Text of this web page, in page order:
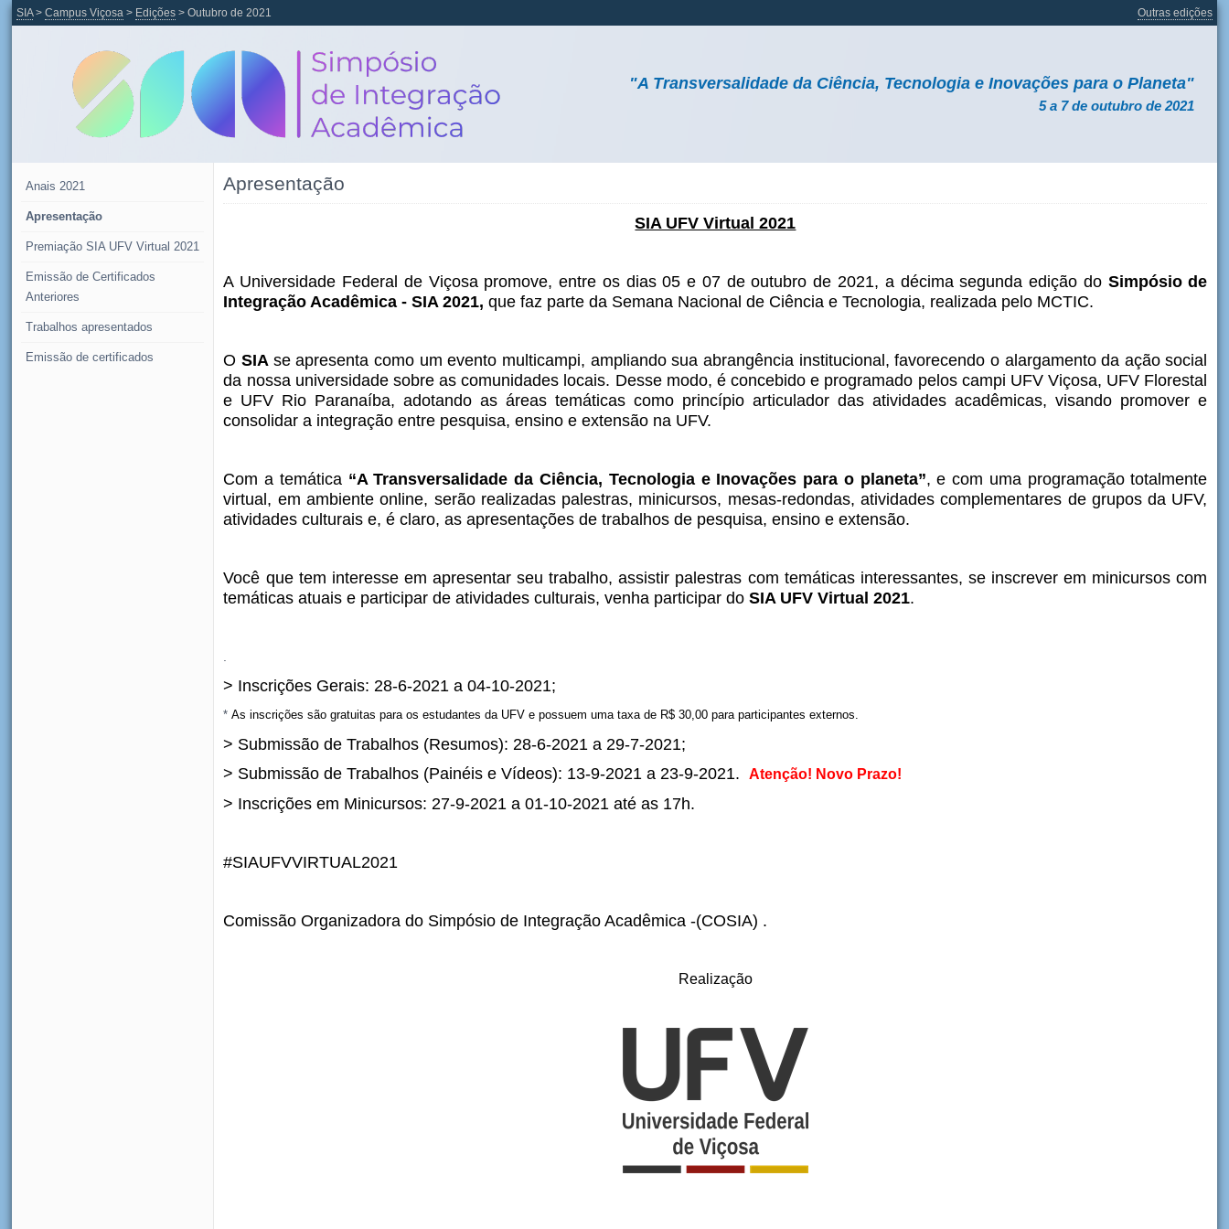
SIA>Campus Viçosa > Edições > Outubro de 2021 Outras edições
"A Transversalidade da Ciência, Tecnologia e Inovações para o Planeta"
5 a 7 de outubro de 2021
Anais 2021
Apresentação
Premiação SIA UFV Virtual 2021
Emissão de Certificados
Anteriores
Trabalhos apresentados
Emissão de certificados
Apresentação
SIA UFV Virtual 2021
A Universidade Federal de Viçosa promove, entre os dias 05 e 07 de outubro de 2021, a décima segunda edição do Simpósio de
Integração Acadêmica - SIA 2021,que faz parte da Semana Nacional de Ciência e Tecnologia, realizada pelo MCTIC.
OSIA se apresenta como um evento multicampi, ampliando sua abrangência institucional, favorecendo o alargamento da ação social
da nossa universidade sobre as comunidades locais. Desse modo, é concebido e programado pelos campi UFV Viçosa, UFV Florestal
e UFV Rio Paranaíba, adotando as áreas temáticas como princípio articulador das atividades acadêmicas, visando promover e
consolidar a integração entre pesquisa, ensino e extensão na UFV.
Com a temática “A Transversalidade da Ciência, Tecnologia e Inovações para o planeta”, e com uma programação totalmente
virtual, em ambiente online, serão realizadas palestras, minicursos, mesas-redondas, atividades complementares de grupos da UFV,
atividades culturais e, é claro, as apresentações de trabalhos de pesquisa, ensino e extensão.
Você que tem interesse em apresentar seu trabalho, assistir palestras com temáticas interessantes, se inscrever em minicursos com
temáticas atuais e participar de atividades culturais, venha participar doSIA UFV Virtual 2021.
> Inscrições Gerais: 28-6-2021 a 04-10-2021;
*As inscrições são gratuitas para os estudantes da UFV e possuem uma taxa de R$ 30,00 para participantes externos.
> Submissão de Trabalhos (Resumos): 28-6-2021 a 29-7-2021;
> Submissão de Trabalhos (Painéis e Vídeos): 13-9-2021 a 23-9-2021.Atenção! Novo Prazo!
> Inscrições em Minicursos: 27-9-2021 a 01-10-2021 até as 17h.
#SIAUFVVIRTUAL2021
Comissão Organizadora do Simpósio de Integração Acadêmica -(COSIA) .
Realização